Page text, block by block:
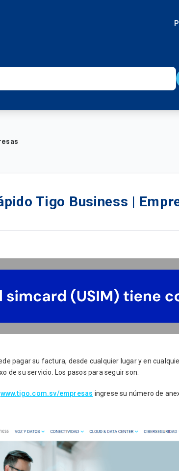
Tigo Business |
pagar su factura, desde cualquier lugar y en
de su servicio. Los pasos para seguir son:
www.tigo.com.sv/empresas ingrese su número de